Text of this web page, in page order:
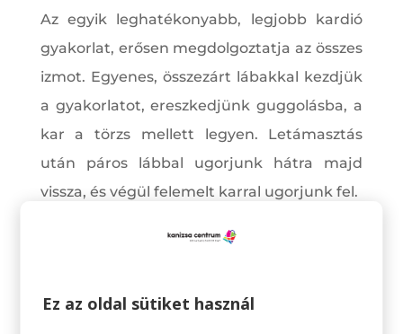
Az egyik leghatékonyabb, legjobb kardió
gyakorlat, erősen megdolgoztatja az összes
izmot. Egyenes, összezárt lábakkal kezdjük
a gyakorlatot, ereszkedjünk guggolásba, a
kar a törzs mellett legyen. Letámasztás
után páros lábbal ugorjunk hátra majd
vissza, és végül felemelt karral ugorjunk fel.
Ez az oldal sütiket használ